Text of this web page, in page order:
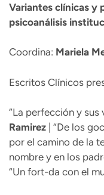
Variantes clínicas y
psicoanálisis
Coordina: Mariela
Escritos Clínicos
“La perfección y sus
Ramirez | “De los
por el camino de la
nombre y en los
“Un fort-da con el